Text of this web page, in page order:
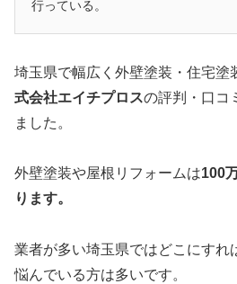
行っている。
埼玉県で幅広く外壁塗装・住宅塗
式会社エイチプロスの評判・口コ
ました。
外壁塗装や屋根リフォームは100
ります。
業者が多い埼玉県ではどこにすれ
悩んでいる方は多いです。